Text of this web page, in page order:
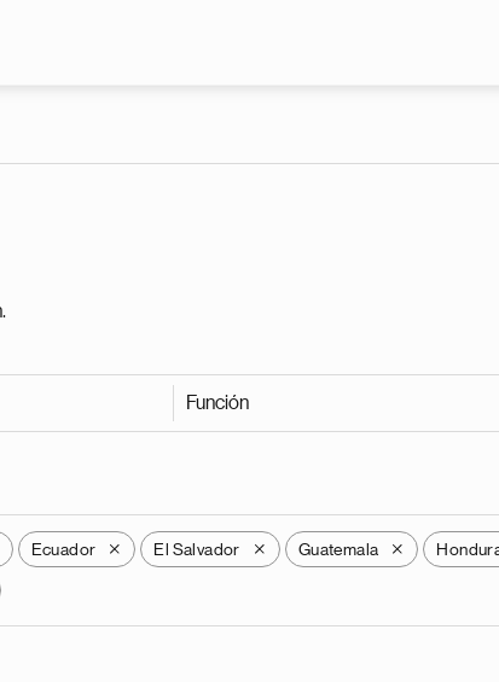
Función
Ecuador X El Salvador X Guatemala X